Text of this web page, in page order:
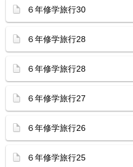
６年修学旅行30
６年修学旅行28
６年修学旅行28
６年修学旅行27
６年修学旅行26
６年修学旅行25